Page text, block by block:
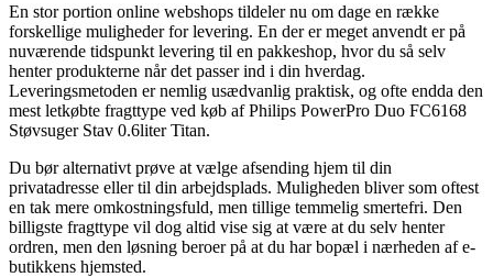
En stor portion online webshops tildeler nu om dage en række
forskellige muligheder for levering. En der er meget anvendt er på
nuværende tidspunkt levering til en pakkeshop, hvor du så selv
henter produkterne når det passer ind i din hverdag.
Leveringsmetoden er nemlig usædvanlig praktisk, og ofte endda den
mest letkøbte fragttype ved køb af Philips PowerPro Duo FC6168
Støvsuger Stav 0.6liter Titan.
Du bør alternativt prøve at vælge afsending hjem til din
privatadresse eller til din arbejdsplads. Muligheden bliver som oftest
en tak mere omkostningsfuld, men tillige temmelig smertefri. Den
billigste fragttype vil dog altid vise sig at være at du selv henter
ordren, men den løsning beroer på at du har bopæl i nærheden af e-
butikkens hjemsted.